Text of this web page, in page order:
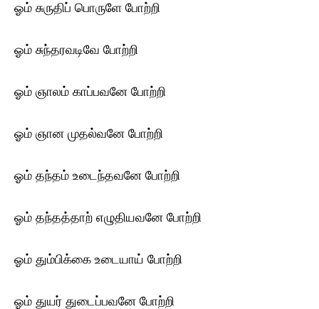
ஓம் சுருதிப் பொருளே போற்றி
ஓம் சுந்தரவடிவே போற்றி
ஓம் ஞாலம் காப்பவனே போற்றி
ஓம் ஞான முதல்வனே போற்றி
ஓம் தந்தம் உடைந்தவனே போற்றி
ஓம் தந்தத்தாற் எழுதியவனே போற்றி
ஓம் தும்பிக்கை உடையாய் போற்றி
ஓம் துயர் துடைப்பவனே போற்றி